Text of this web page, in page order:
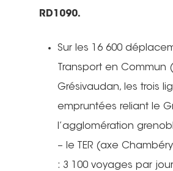
RD1090.
Sur les 16 600
Transport en Commun
Grésivaudan, les trois
empruntées reliant le
l’agglomération
– le TER (axe
: 3 100 voyages par